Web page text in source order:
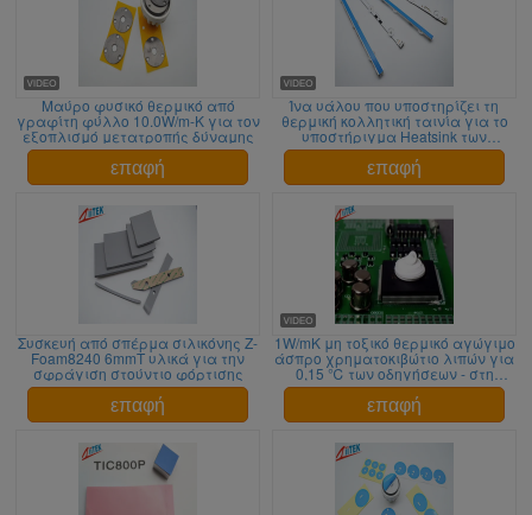
Μαύρο φυσικό θερμικό από
γραφίτη φύλλο 10.0W/m-Κ για τον
εξοπλισμό μετατροπής δύναμης
επαφή
Ίνα υάλου που υποστηρίζει τη
θερμική κολλητική ταινία για το
υποστήριγμα Heatsink των
οδηγήσεων με 0,8 διπλή κόλλα
W/mK
επαφή
Συσκευή από σπέρμα σιλικόνης Z-
Foam8240 6mmT υλικά για την
σφράγιση στούντιο φόρτισης
επαφή
1W/mK μη τοξικό θερμικό αγώγιμο
άσπρο χρηματοκιβώτιο λιπών για
0,15 ℃ των οδηγήσεων - στη
θερμική αντίσταση ²/W
επαφή